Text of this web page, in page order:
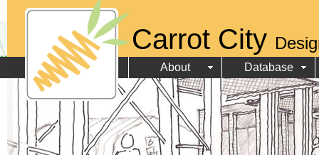
Carrot City
About Database